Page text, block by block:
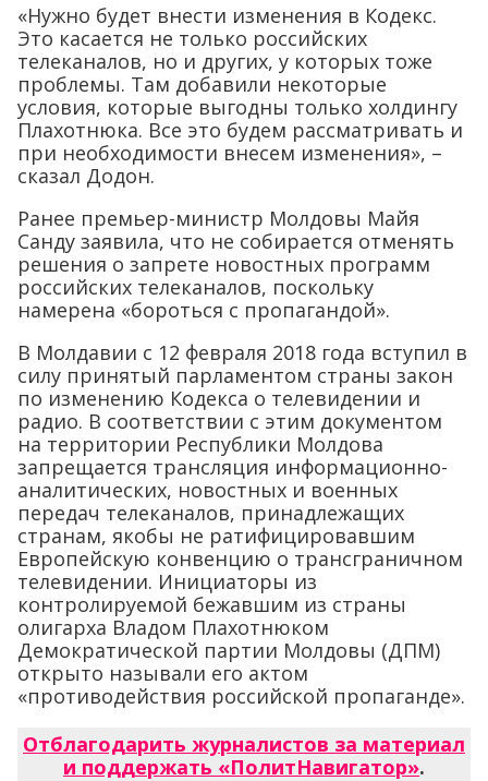
«Нужно будет внести изменения в Кодекс.
Это касается не только российских
телеканалов, но и других, у которых тоже
проблемы. Там добавили некоторые
условия, которые выгодны только холдингу
Плахотнюка. Все это будем рассматривать и
при необходимости внесем изменения», –
сказал Додон.
Ранее премьер-министр Молдовы Майя
Санду заявила, что не собирается отменять
решения о запрете новостных программ
российских телеканалов, поскольку
намерена «бороться с пропагандой».
В Молдавии с 12 февраля 2018 года вступил в
силу принятый парламентом страны закон
по изменению Кодекса о телевидении и
радио. В соответствии с этим документом
на территории Республики Молдова
запрещается трансляция информационно-
аналитических, новостных и военных
передач телеканалов, принадлежащих
странам, якобы не ратифицировавшим
Европейскую конвенцию о трансграничном
телевидении. Инициаторы из
контролируемой бежавшим из страны
олигарха Владом Плахотнюком
Демократической партии Молдовы (ДПМ)
открыто называли его актом
«противодействия российской пропаганде».
Отблагодарить журналистов за материал
и поддержать «ПолитНавигатор».